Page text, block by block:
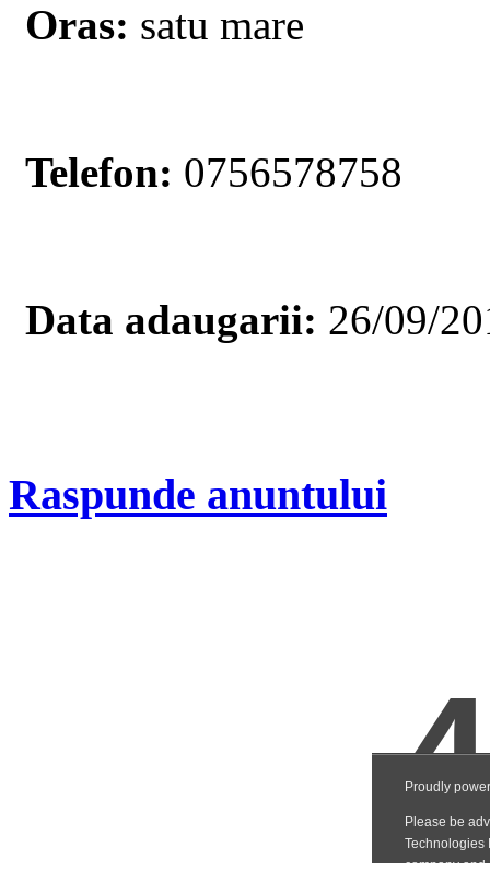
Oras: satu mare
Telefon: 0756578758
Data adaugarii: 26/09/
Raspunde anuntului